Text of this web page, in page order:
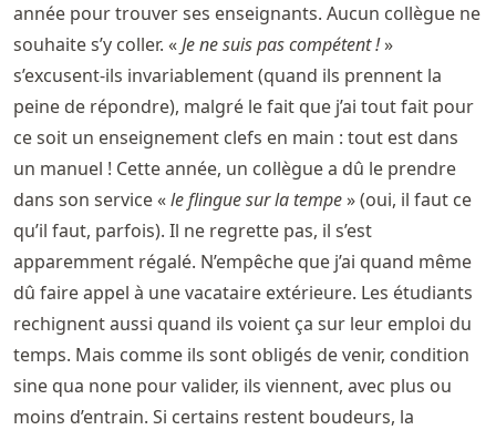
année pour trouver ses enseignants. Aucun collègue ne
souhaite s’y coller. «Je ne suis pas compétent !»
s’excusent-ils invariablement (quand ils prennent la
peine de répondre), malgré le fait que j’ai tout fait pour
ce soit un enseignement clefs en main : tout est dans
un manuel ! Cette année, un collègue a dû le prendre
dans son service «le flingue sur la tempe» (oui, il faut ce
qu’il faut, parfois). Il ne regrette pas, il s’est
apparemment régalé. N’empêche que j’ai quand même
dû faire appel à une vacataire extérieure. Les étudiants
rechignent aussi quand ils voient ça sur leur emploi du
temps. Mais comme ils sont obligés de venir, condition
sine qua none pour valider, ils viennent, avec plus ou
moins d’entrain. Si certains restent boudeurs, la